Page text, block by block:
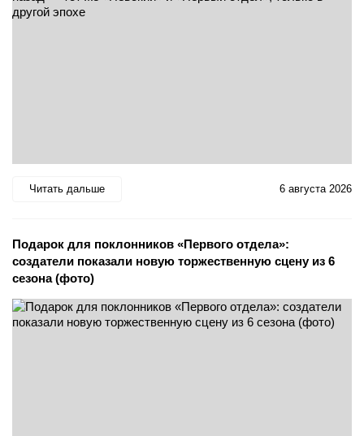
Читать дальше 6 августа 2026
Подарок для поклонников «Первого отдела»:
создатели показали новую торжественную сцену из 6
сезона (фото)